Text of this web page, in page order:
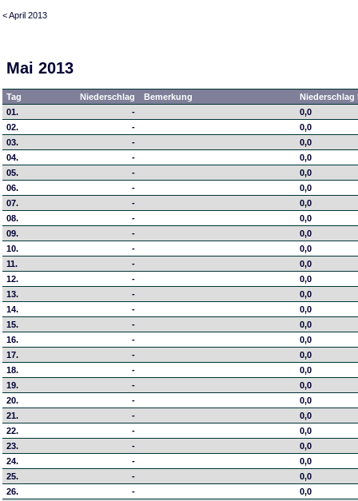
< April 2013
Mai 2013
Tag Niederschlag Bemerkung
01.
-
0,0
02.
-
0,0
03.
-
0,0
04.
-
0,0
05.
-
0,0
06.
-
0,0
07.
-
0,0
08.
-
0,0
09.
-
0,0
10.
-
0,0
11.
-
0,0
12.
-
0,0
13.
-
0,0
14.
-
0,0
15.
-
0,0
16.
-
0,0
17.
-
0,0
18.
-
0,0
19.
-
0,0
20.
-
0,0
21.
-
0,0
22.
-
0,0
23.
-
0,0
24.
-
0,0
25.
-
0,0
26.
-
0,0